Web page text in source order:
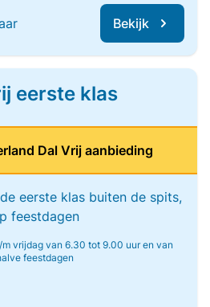
Bekijk
eerste klas
Dal Vrij aanbieding
eerste klas buiten de spits,
feestdagen
m vrijdag van 6.30 tot 9.00 uur en van
feestdagen